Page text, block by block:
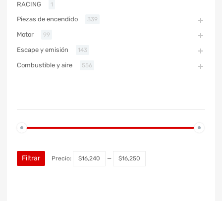
RACING 1
Piezas de encendido 339
Motor 99
Escape y emisión 143
Combustible y aire 556
Filtrar Precio: $16,240 — $16,250